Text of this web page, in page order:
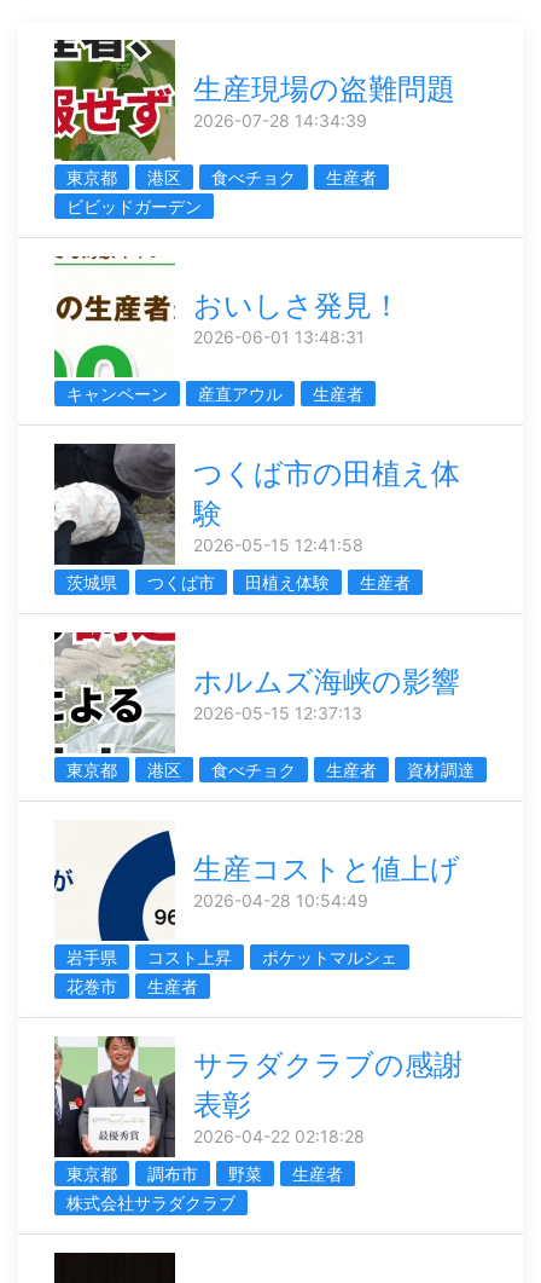
生産現場の盗難問題
2026-07-28 14:34:39
東京都 港区 食べチョク
生産者
ビビッドガーデン
おいしさ発見！
2026-06-01 13:48:31
キャンペーン 産直アウル 生産者
つくば市の田植え体
験
2026-05-15 12:41:58
茨城県
つくば市 田植え体験 生産者
ホルムズ海峡の影響
2026-05-15 12:37:13
東京都 港区 食べチョク 生産者 資材調達
生産コストと値上げ
2026-04-28 10:54:49
岩手県 コスト上昇
ポケットマルシェ
花巻市
生産者
サラダクラブの感謝
表彰
2026-04-22 02:18:28
東京都
調布市 野菜
生産者
株式会社サラダクラブ